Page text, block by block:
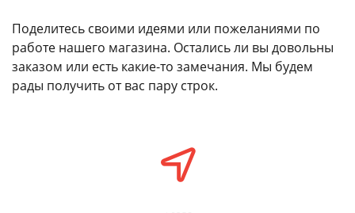
Поделитесь своими идеями или пожеланиями по
работе нашего магазина. Остались ли вы довольны
заказом или есть какие-то замечания. Мы будем
рады получить от вас пару строк.